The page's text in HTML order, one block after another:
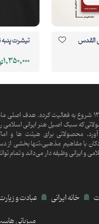
فی القدس
تیشرت پنبه نجوا
1,350,000
ماهد یک موسسه فرهنگی و مذهبی دانش بنیان است که از سال 1390 شروع به فعالیت کرده. هدف
که سبک اصیل هنر ایرانی اسلامی
محصولاتی برای هیئت ها و
با مفاهیم مذهبی،تنها بخشی از
وظیفه دار می‌داند و تمام
خانه ایرانی عبادت و
میزبانی